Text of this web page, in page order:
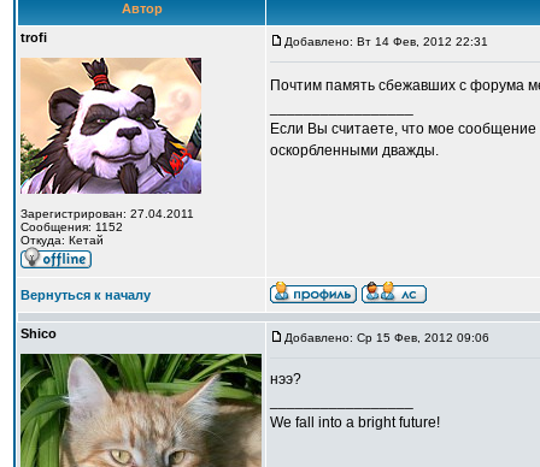
Автор
trofi
Зарегистрирован: 27.04.2011
Сообщения: 1152
Откуда: Кетай
Добавлено: Вт 14 Фев, 2012 22:31
Почтим память сбежавших с форума
Если Вы считаете, что мое сообщение
оскорбленными дважды.
Вернуться к началу
Shico Добавлено: Ср 15 Фев, 2012 09:06
нээ?
We fall into a bright future!